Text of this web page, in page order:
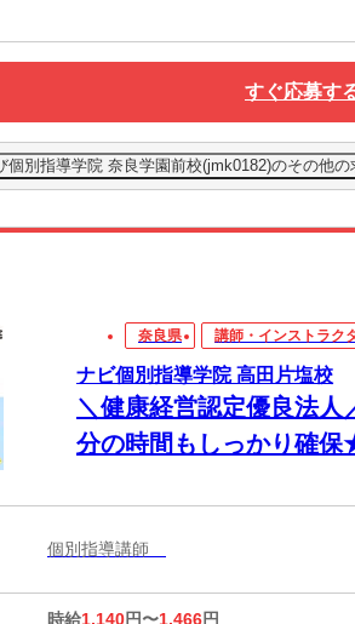
すぐ応募す
個別指導学院 奈良学園前校(jmk0182)のその他の
奈良県 講師・インストラク
ナビ個別指導学院 高田片塩校
＼健康経営認定優良法人
分の時間もしっかり確
個別指導講師
時給1,140円〜1,466円